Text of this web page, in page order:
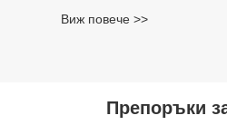
Виж повече >>
Препоръки